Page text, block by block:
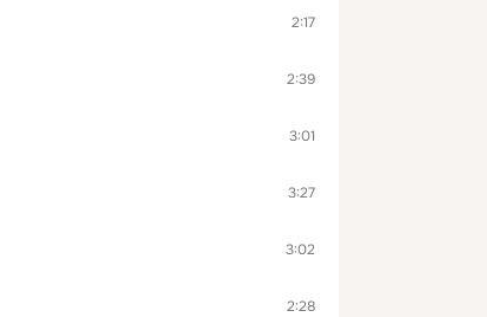
2:17
2:39
3:01
3:27
3:02
2:28